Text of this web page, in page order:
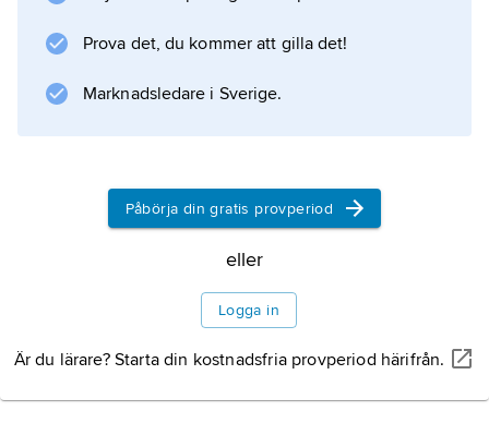
Prova det, du kommer att gilla det!
Marknadsledare i Sverige.
Påbörja din gratis provperiod
eller
Logga in
Är du lärare? Starta din kostnadsfria provperiod härifrån.